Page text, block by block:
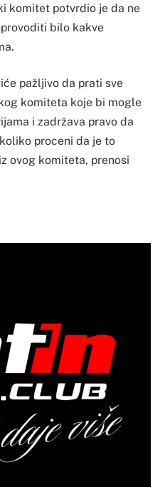
komitet potvrdio je da ne
bilo kakve
pažljivo da prati sve
komiteta koje bi mogle
i zadržava pravo da
proceni da je to
ovog komiteta, prenosi